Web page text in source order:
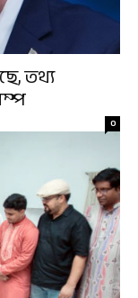
তথ্য
0